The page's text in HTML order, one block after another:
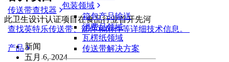
传送带查找器
查找英特乐传送带、部件和附件等详细技术信息。
产品
包装领域
箱包产品输送
消费品领域
瓦楞纸领域
传送带解决方案
此卫生设计认证项目在食品行业首开先河
新闻
五月 6, 2024